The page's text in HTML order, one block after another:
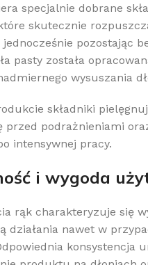
specjalnie dobrane
skutecznie
pozostając
pasty została
wysuszania
składniki
przed podrażnieniami
intensywnej pracy.
i wygoda
rąk charakteryzuje się
działania nawet w
konsystencja